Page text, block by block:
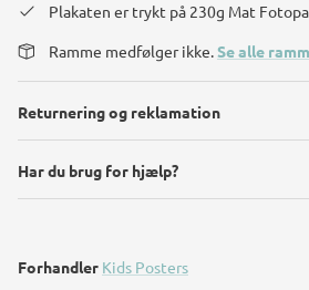
Plakaten er trykt på 230g Mat
Ramme medfølger ikke.Se alle
Returnering og reklamation
Har du brug for hjælp?
Forhandler Kids Posters